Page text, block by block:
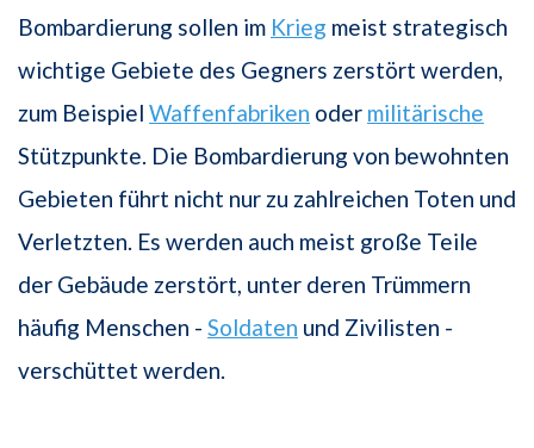
Bombardierung sollen im Krieg meist strategisch
wichtige Gebiete des Gegners zerstört werden,
zum Beispiel Waffenfabriken oder militärische
Stützpunkte. Die Bombardierung von bewohnten
Gebieten führt nicht nur zu zahlreichen Toten und
Verletzten. Es werden auch meist große Teile
der Gebäude zerstört, unter deren Trümmern
häufig Menschen - Soldaten und Zivilisten -
verschüttet werden.